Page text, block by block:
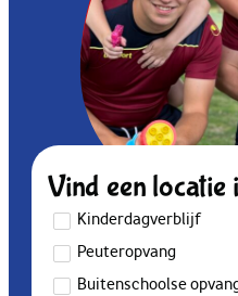
Vind een locatie
Kinderdagverblijf
Peuteropvang
Buitenschoolse